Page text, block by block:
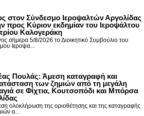
στον Σύνδεσμο Ιεροψαλτών Αργολίδας
προς Κύριον εκδημίαν του Ιεροψάλτου
Καλογεράκη
σήμερα 5/8/2026 το Διοικητικό Συμβούλιο του
Ιεροψα...
Πουλάς: Άμεση καταγραφή και
των ζημιών από τη μεγάλη
σε Φίχτια, Κουτσοπόδι και Μπόρσα
ολοκλήρωση της οριοθέτησης και της καταγραφής
α...